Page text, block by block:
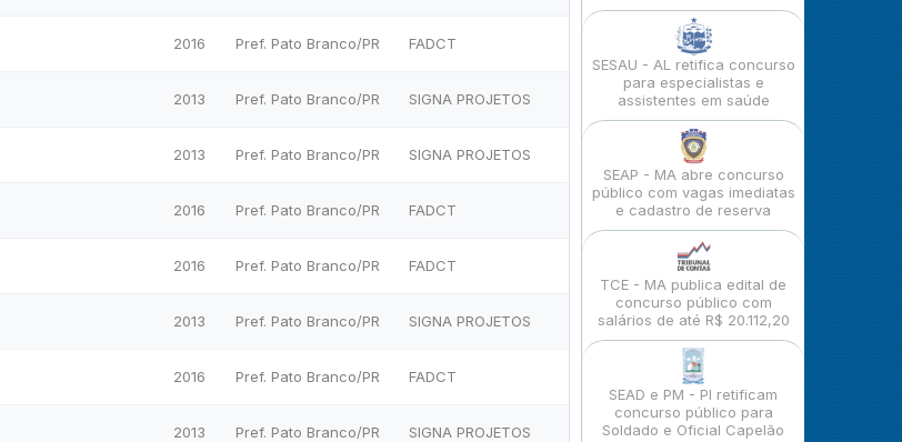
2016 Pref. Pato Branco/PR FADCT
2013 Pref. Pato Branco/PR SIGNA PROJETOS
2013 Pref. Pato Branco/PR SIGNA PROJETOS
2016 Pref. Pato Branco/PR FADCT
2016 Pref. Pato Branco/PR FADCT
2013 Pref. Pato Branco/PR SIGNA PROJETOS
2016 Pref. Pato Branco/PR FADCT
2013 Pref. Pato Branco/PR SIGNA PROJETOS
SESAU - AL retifica concurso
para especialistas e
assistentes em saúde
SEAP - MA abre concurso
público com vagas imediatas
e cadastro de reserva
TCE - MA publica edital de
concurso público com
salários de até R$ 20.112,20
SEAD e PM - PI retificam
concurso público para
Soldado e Oficial Capelão